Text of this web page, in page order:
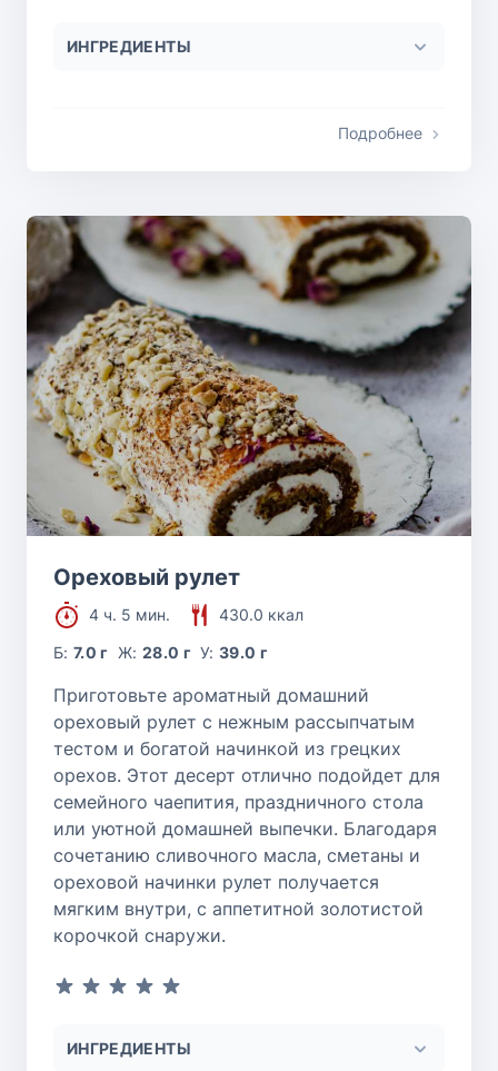
ИНГРЕДИЕНТЫ
Подробнее
Ореховый рулет
4 ч. 5 мин.
430.0 ккал
Б:7.0 г Ж: 28.0 г У:39.0 г
Приготовьте ароматный домашний
ореховый рулет с нежным рассыпчатым
тестом и богатой начинкой из грецких
орехов. Этот десерт отлично подойдет для
семейного чаепития, праздничного стола
или уютной домашней выпечки. Благодаря
сочетанию сливочного масла, сметаны и
ореховой начинки рулет получается
мягким внутри, с аппетитной золотистой
корочкой снаружи.
ИНГРЕДИЕНТЫ